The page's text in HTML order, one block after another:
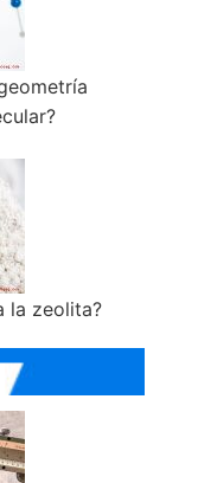
la zeolita?